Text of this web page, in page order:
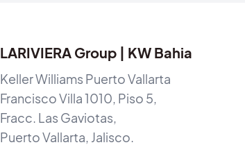
LARIVIERA Group | KW Bahia
Keller Williams Puerto Vallarta
Francisco Villa 1010, Piso 5,
Fracc. Las Gaviotas,
Puerto Vallarta, Jalisco.